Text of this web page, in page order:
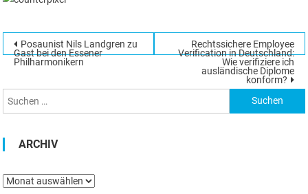
Beitragsnavigation
Posaunist Nils Landgren zu
Gast bei den Essener
Philharmonikern
Rechtssichere Employee
Verification in Deutschland:
Wie verifiziere ich
ausländische Diplome
konform?
Suchen
ARCHIV
Archiv